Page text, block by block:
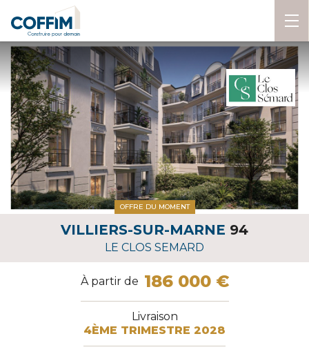
VILLIERS-SUR-MARNE 94
LE CLOS SEMARD
OFFRE DU MOMENT
À partir de 186 000 €
Livraison
4ÈME TRIMESTRE 2028